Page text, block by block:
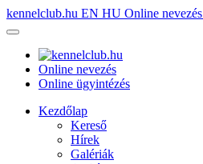
kennelclub.hu EN HU Online nevezés
Online nevezés
Online ügyintézés
Kezdőlap
Kereső
Hírek
Galériák